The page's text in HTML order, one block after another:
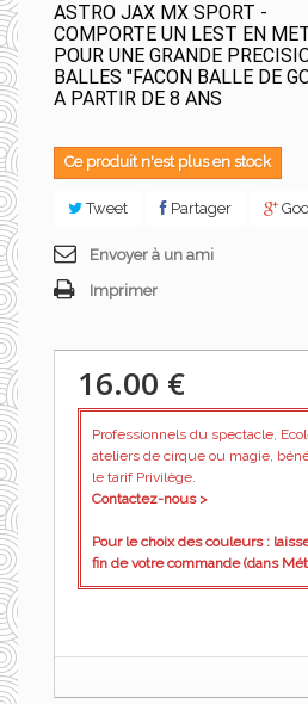
ASTRO JAX MX SPORT -
COMPORTE UN LEST EN
POUR UNE GRANDE
BALLES "FACON BALLE DE
A PARTIR DE 8 ANS
Ce produit n'est plus en stock
Tweet Partager
Envoyer à un ami
Imprimer
16.00 €
Professionnels du spectacle,
ateliers de cirque ou magie,
le tarif Privilège.
Contactez-nous >
Pour le choix des couleurs :
fin de votre commande (dans